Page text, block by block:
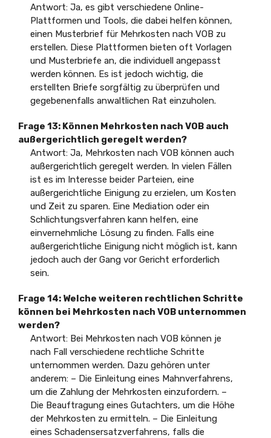
Antwort: Ja, es gibt verschiedene Online-
Plattformen und Tools, die dabei helfen können,
einen Musterbrief für Mehrkosten nach VOB zu
erstellen. Diese Plattformen bieten oft Vorlagen
und Musterbriefe an, die individuell angepasst
werden können. Es ist jedoch wichtig, die
erstellten Briefe sorgfältig zu überprüfen und
gegebenenfalls anwaltlichen Rat einzuholen.
Frage 13: Können Mehrkosten nach VOB auch
außergerichtlich geregelt werden?
Antwort: Ja, Mehrkosten nach VOB können auch
außergerichtlich geregelt werden. In vielen Fällen
ist es im Interesse beider Parteien, eine
außergerichtliche Einigung zu erzielen, um Kosten
und Zeit zu sparen. Eine Mediation oder ein
Schlichtungsverfahren kann helfen, eine
einvernehmliche Lösung zu finden. Falls eine
außergerichtliche Einigung nicht möglich ist, kann
jedoch auch der Gang vor Gericht erforderlich
sein.
Frage 14: Welche weiteren rechtlichen Schritte
können bei Mehrkosten nach VOB unternommen
werden?
Antwort: Bei Mehrkosten nach VOB können je
nach Fall verschiedene rechtliche Schritte
unternommen werden. Dazu gehören unter
anderem: – Die Einleitung eines Mahnverfahrens,
um die Zahlung der Mehrkosten einzufordern. –
Die Beauftragung eines Gutachters, um die Höhe
der Mehrkosten zu ermitteln. – Die Einleitung
eines Schadensersatzverfahrens, falls die